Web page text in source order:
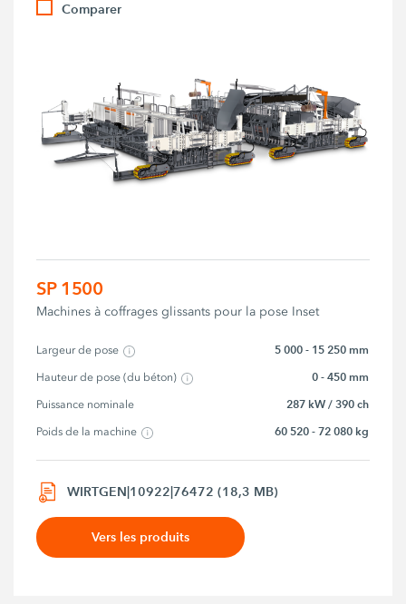
Comparer
SP 1500
Machines à coffrages glissants pour la pose Inset
Largeur de pose 5 000 - 15 250 mm
Hauteur de pose (du béton) 0 - 450 mm
Puissance nominale 287 kW / 390 ch
Poids de la machine 60 520 - 72 080 kg
WIRTGEN|10922|76472 (18,3 MB)
Vers les produits